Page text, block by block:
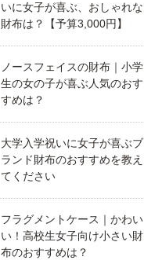
いに女子が喜ぶ、おしゃれな
財布は？【予算3,000円】
ノースフェイスの財布｜小学
生の女の子が喜ぶ人気のおす
すめは？
大学入学祝いに女子が喜ぶブ
ランド財布のおすすめを教え
てください
フラグメントケース｜かわい
い！高校生女子向け小さい財
布のおすすめは？